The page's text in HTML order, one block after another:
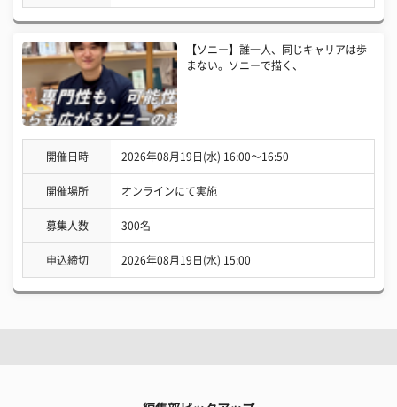
【ソニー】誰一人、同じキャリアは歩
まない。ソニーで描く、
開催日時 2026年08月19日(水) 16:00〜16:50
開催場所 オンラインにて実施
募集人数 300名
申込締切 2026年08月19日(水) 15:00